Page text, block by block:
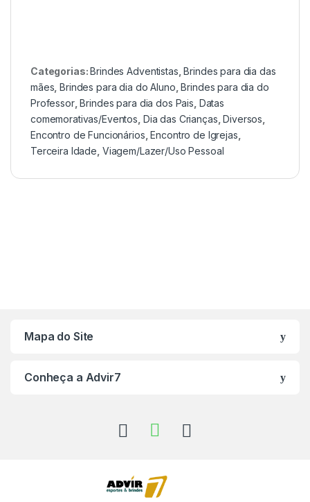
Categorias:Brindes Adventistas ,Brindes para dia das
mães ,Brindes para dia do Aluno ,Brindes para dia do
Professor,Brindes para dia dos Pais Datas
comemorativas/Eventos Dia das Crianças ,Diversos
Encontro de Funcionários ,Encontro de Igrejas
Terceira Idade Viagem/Lazer/Uso Pessoal
Mapa do Site
Conheça a Advir7